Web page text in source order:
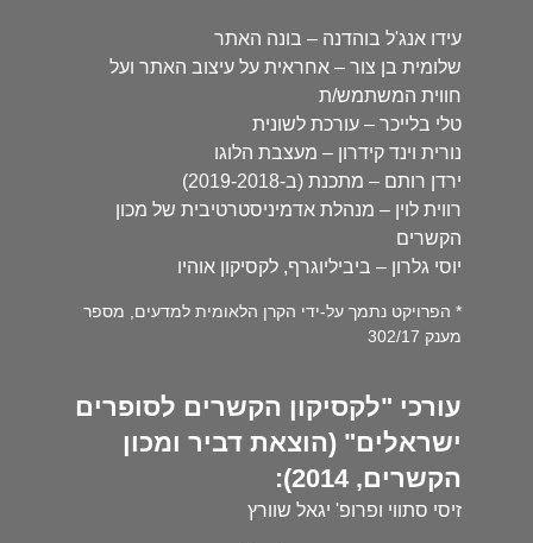
עידו אנג'ל בוהדנה – בונה האתר
שלומית בן צור – אחראית על עיצוב האתר ועל
חווית המשתמש/ת
טלי בלייכר – עורכת לשונית
נורית וינד קידרון – מעצבת הלוגו
ירדן רותם – מתכנת (ב-2019-2018)
רווית לוין – מנהלת אדמיניסטרטיבית של מכון
הקשרים
יוסי גלרון – ביביליוגרף, לקסיקון אוהיו
* הפרויקט נתמך על-ידי הקרן הלאומית למדעים, מספר
מענק 302/17
עורכי "לקסיקון הקשרים לסופרים
ישראלים" (הוצאת דביר ומכון
הקשרים, 2014):
זיסי סתווי ופרופ' יגאל שוורץ